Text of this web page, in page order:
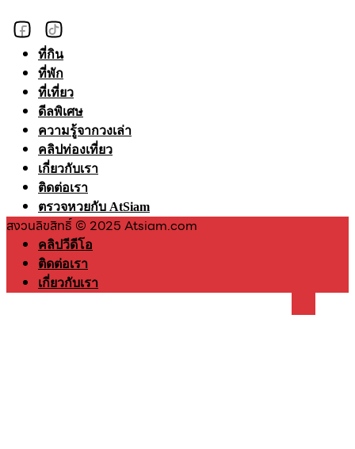
ที่กิน
ที่พัก
ที่เที่ยว
ดีลพิเศษ
ความรู้จากวงเล่า
คลิปท่องเที่ยว
เกี่ยวกับเรา
ติดต่อเรา
ตรวจหวยกับ AtSiam
สงวนลิขสิทธิ์ © 2025 Atsiam.com
คลิปวีดีโอ
ติดต่อเรา
เกี่ยวกับเรา